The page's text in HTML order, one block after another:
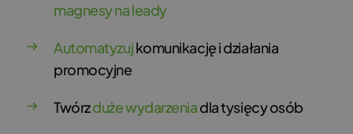
magnesy na leady
Automatyzujkomunikację i działania
promocyjne
Twórzduże wydarzeniadla tysięcy osób